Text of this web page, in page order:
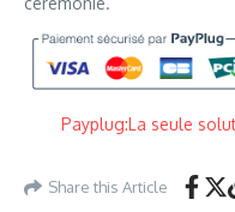
Payplug:La seule
Share this Article